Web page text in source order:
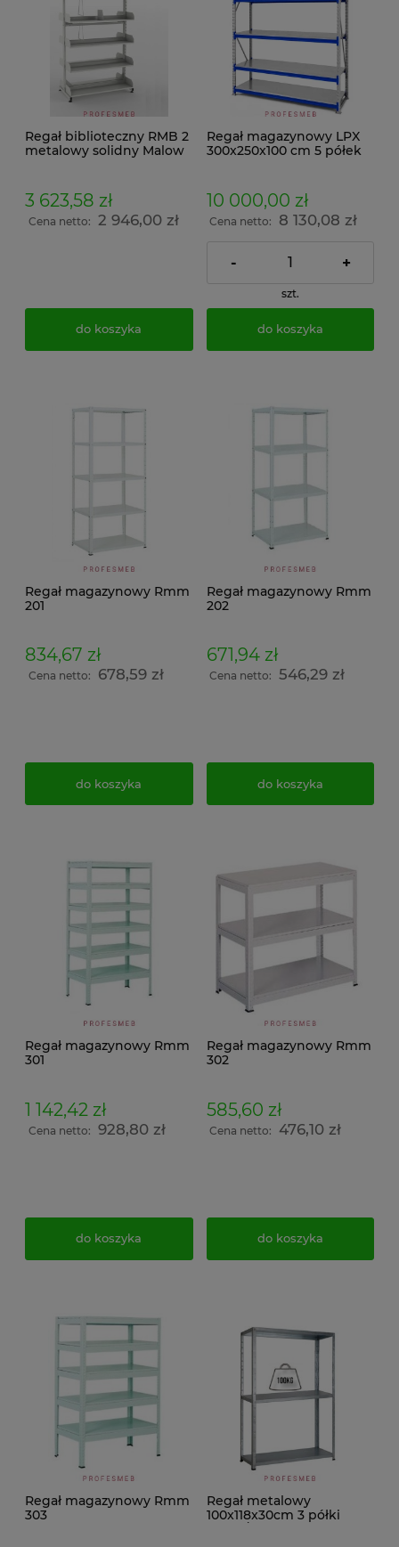
Regał biblioteczny RMB 2
metalowy solidny Malow
3 623,58 zł
Cena netto: 2 946,00 zł
do koszyka
Regał magazynowy LPX
300x250x100 cm 5 półek
10 000,00 zł
Cena netto: 8 130,08 zł
- +
szt.
do koszyka
Regał magazynowy Rmm
201
834,67 zł
Cena netto: 678,59 zł
do koszyka
Regał magazynowy Rmm
202
671,94 zł
Cena netto: 546,29 zł
do koszyka
Regał magazynowy Rmm
301
1 142,42 zł
Cena netto: 928,80 zł
do koszyka
Regał magazynowy Rmm
302
585,60 zł
Cena netto: 476,10 zł
do koszyka
Regał magazynowy Rmm
303
Regał metalowy
100x118x30cm 3 półki